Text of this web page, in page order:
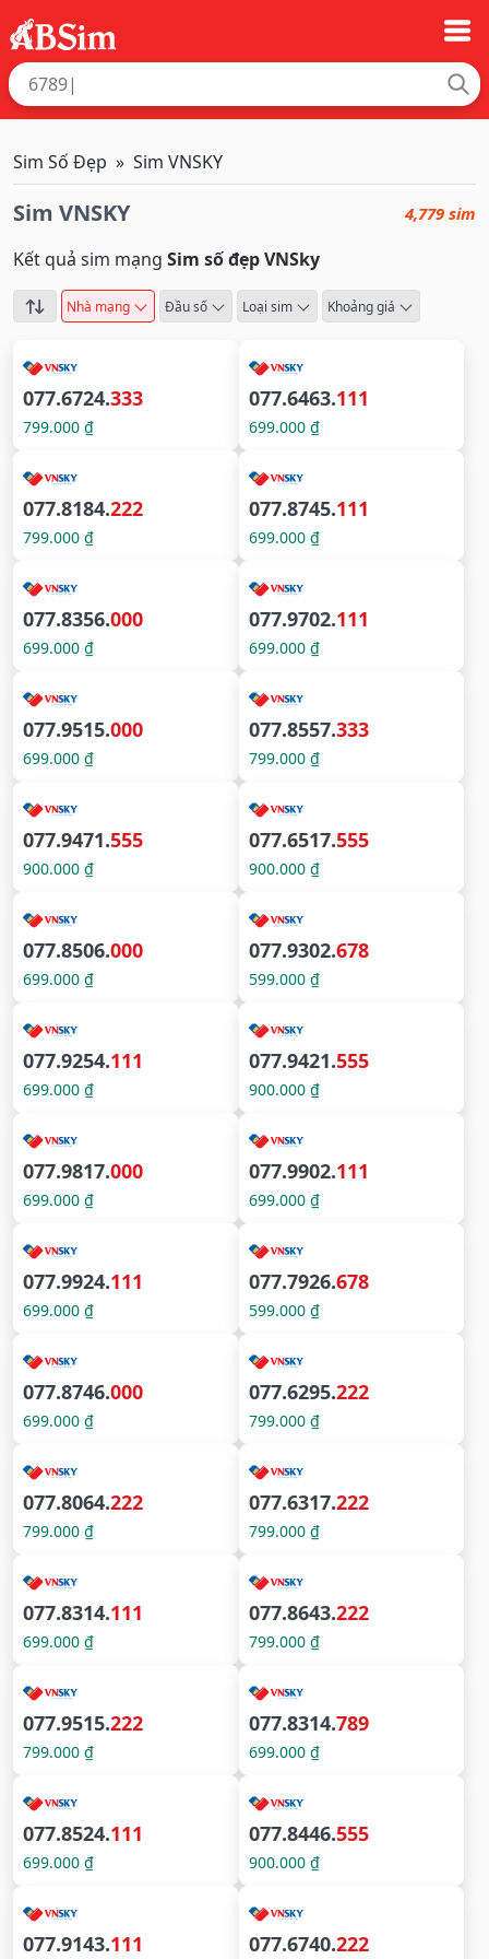
Sim Số Đẹp Sim VNSKY
Sim VNSKY 4,779 sim
Kết quả sim mạng Sim số đẹp VNSky
Nhà mạng Đầu số Loại sim Khoảng giá
077.6724.333
799.000 ₫
077.6463.111
699.000 ₫
077.8184.222
799.000 ₫
077.8745.111
699.000 ₫
077.8356.000
699.000 ₫
077.9702.111
699.000 ₫
077.9515.000
699.000 ₫
077.8557.333
799.000 ₫
077.9471.555
900.000 ₫
077.6517.555
900.000 ₫
077.8506.000
699.000 ₫
077.9302.678
599.000 ₫
077.9254.111
699.000 ₫
077.9421.555
900.000 ₫
077.9817.000
699.000 ₫
077.9902.111
699.000 ₫
077.9924.111
699.000 ₫
077.7926.678
599.000 ₫
077.8746.000
699.000 ₫
077.6295.222
799.000 ₫
077.8064.222
799.000 ₫
077.6317.222
799.000 ₫
077.8314.111
699.000 ₫
077.8643.222
799.000 ₫
077.9515.222
799.000 ₫
077.8314.789
699.000 ₫
077.8524.111
699.000 ₫
077.8446.555
900.000 ₫
077.9143.111 077.6740.222